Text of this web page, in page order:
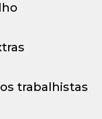
trabalhistas